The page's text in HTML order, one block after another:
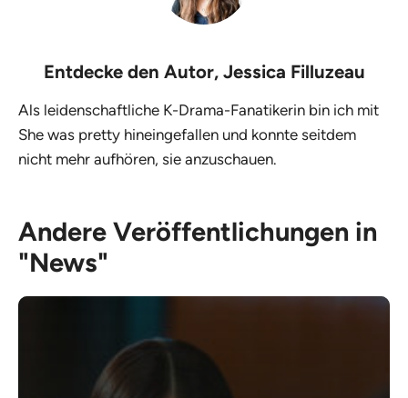
Entdecke den Autor, Jessica Filluzeau
Als leidenschaftliche K-Drama-Fanatikerin bin ich mit
She was pretty hineingefallen und konnte seitdem
nicht mehr aufhören, sie anzuschauen.
Andere Veröffentlichungen in
"News"